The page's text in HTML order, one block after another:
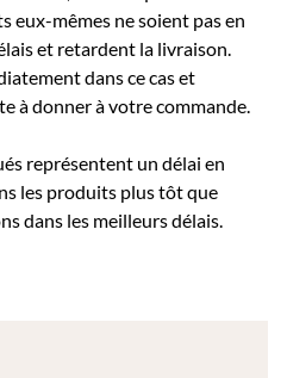
eux-mêmes ne soient pas en
et retardent la livraison.
dans ce cas et
à donner à votre commande.
représentent un délai en
les produits plus tôt que
dans les meilleurs délais.